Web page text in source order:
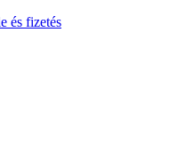
és fizetés